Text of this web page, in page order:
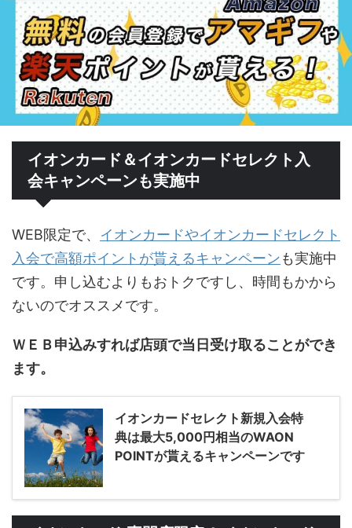
イオンカード＆イオンカードセレクト入
会キャンペーンも実施中
WEB限定で、 イオンカードやイオンカードセレクト
入会で高額ポイントが貰えるキャンペーンも実施中
です。申し込むよりもおトクですし、時間もかから
ないのでオススメです。
ＷＥＢ申込みすれば店頭で当日受け取ることができ
ます。
イオンカードセレクト新規入会特
典は最大5,000円相当のWAON
POINTが貰えるキャンペーンです